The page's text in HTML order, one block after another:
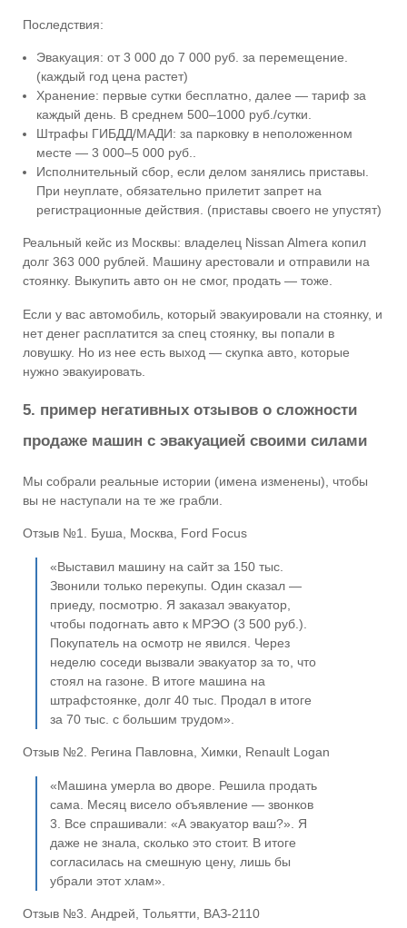
Последствия:
Эвакуация: от 3 000 до 7 000 руб. за перемещение.
(каждый год цена растет)
Хранение: первые сутки бесплатно, далее — тариф за
каждый день. В среднем 500–1000 руб./сутки.
Штрафы ГИБДД/МАДИ: за парковку в неположенном
месте — 3 000–5 000 руб..
Исполнительный сбор, если делом занялись приставы.
При неуплате, обязательно прилетит запрет на
регистрационные действия. (приставы своего не упустят)
Реальный кейс из Москвы: владелец Nissan Almera копил
долг 363 000 рублей. Машину арестовали и отправили на
стоянку. Выкупить авто он не смог, продать — тоже.
Если у вас автомобиль, который эвакуировали на стоянку, и
нет денег расплатится за спец стоянку, вы попали в
ловушку. Но из нее есть выход — скупка авто, которые
нужно эвакуировать.
5. пример негативных отзывов о сложности
продаже машин с эвакуацией своими силами
Мы собрали реальные истории (имена изменены), чтобы
вы не наступали на те же грабли.
Отзыв №1. Буша, Москва, Ford Focus
«Выставил машину на сайт за 150 тыс.
Звонили только перекупы. Один сказал —
приеду, посмотрю. Я заказал эвакуатор,
чтобы подогнать авто к МРЭО (3 500 руб.).
Покупатель на осмотр не явился. Через
неделю соседи вызвали эвакуатор за то, что
стоял на газоне. В итоге машина на
штрафстоянке, долг 40 тыс. Продал в итоге
за 70 тыс. с большим трудом».
Отзыв №2. Регина Павловна, Химки, Renault Logan
«Машина умерла во дворе. Решила продать
сама. Месяц висело объявление — звонков
3. Все спрашивали: «А эвакуатор ваш?». Я
даже не знала, сколько это стоит. В итоге
согласилась на смешную цену, лишь бы
убрали этот хлам».
Отзыв №3. Андрей, Тольятти, ВАЗ-2110